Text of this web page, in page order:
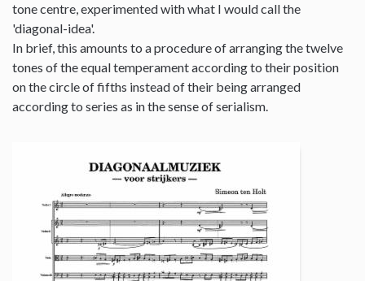
tone centre, experimented with what I would call the
'diagonal-idea'.
In brief, this amounts to a procedure of arranging the twelve
tones of the equal temperament according to their position
on the circle of fifths instead of their being arranged
according to series as in the sense of serialism.